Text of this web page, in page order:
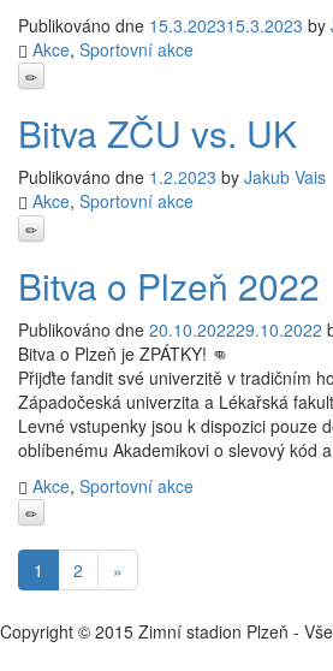
Publikováno dne 15.3.202315.3.2023 by
Akce, Sportovní akce
Bitva ZČU vs. UK
Publikováno dne 1.2.2023 by Jakub Vais
Akce, Sportovní akce
Bitva o Plzeň 2022
Publikováno dne 20.10.202229.10.2022
Bitva o Plzeň je ZPÁTKY! 👊
Přijďte fandit své univerzitě v tradičním
Západočeská univerzita a Lékařská
Levné vstupenky jsou k dispozici pouze
oblíbenému Akademikovi o slevový kód
Akce, Sportovní akce
1 2 »
Copyright © 2015 Zimní stadion Plzeň -